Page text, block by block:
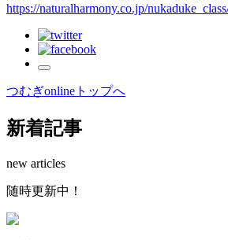
https://naturalharmony.co.jp/
つむぎonlineトップへ
新着記事
new articles
随時更新中 ！